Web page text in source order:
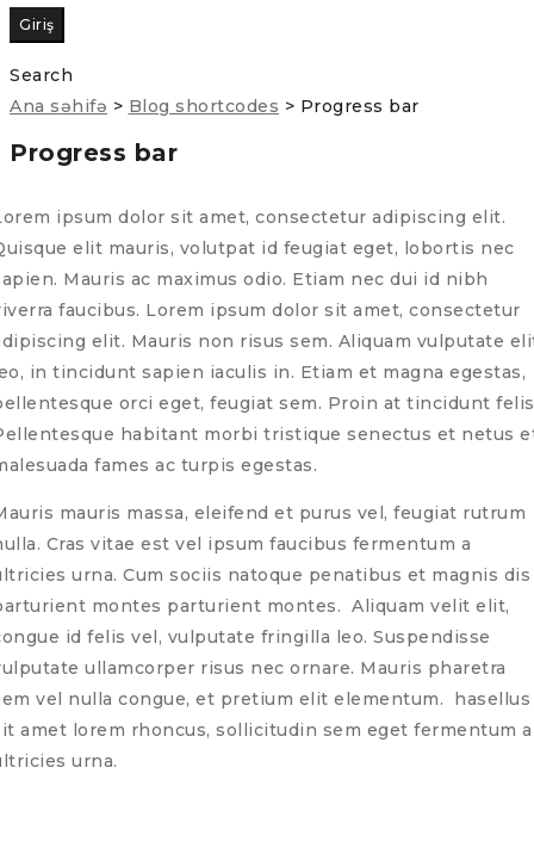
Search
Ana səhifə > Blog shortcodes > Progress bar
Progress bar
ipsum dolor sit amet, consectetur adipiscing elit.
elit mauris, volutpat id feugiat eget, lobortis nec
Mauris ac maximus odio. Etiam nec dui id nibh
faucibus. Lorem ipsum dolor sit amet, consectetur
elit. Mauris non risus sem. Aliquam vulputate
in tincidunt sapien iaculis in. Etiam et magna egestas,
orci eget, feugiat sem. Proin at tincidunt
habitant morbi tristique senectus et netus
fames ac turpis egestas.
mauris massa, eleifend et purus vel, feugiat rutrum
Cras vitae est vel ipsum faucibus fermentum a
urna. Cum sociis natoque penatibus et magnis dis
montes parturient montes. Aliquam velit elit,
id felis vel, vulputate fringilla leo. Suspendisse
ullamcorper risus nec ornare. Mauris pharetra
vel nulla congue, et pretium elit elementum. hasellus
amet lorem rhoncus, sollicitudin sem eget fermentum a
urna.